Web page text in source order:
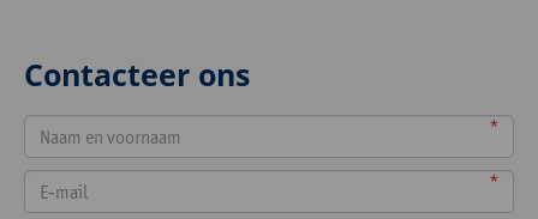
Contacteer ons
*
*